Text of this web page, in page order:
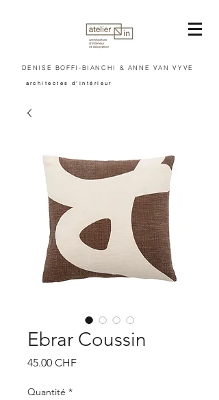
DENISE BOFFI-BIANCHI & ANNE VAN VYVE
architectes d'intérieur
Ebrar Coussin
45.00 CHFPrix
Quantité *